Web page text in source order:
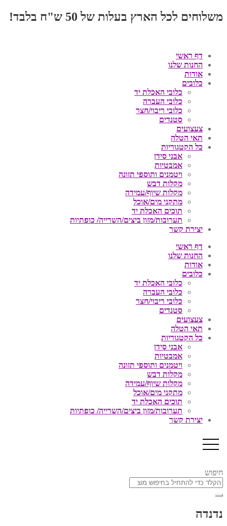
משלוחים לכל הארץ בעלות של 50 ש"ח בלבד!
דף ראשי
החנות שלנו
אודות
כלובים
כלובי האכלת יד
כלובי העברה
כלובי ריבוי/חצר
סטנדים
צעצועים
תאי הטלה
כל הקטגוריות
אבני סידן
אמבטיות
ויטמנים ותוספי תזונה
מקלות דבש
מקלות שיוף/עמידה
מתקני מים/אוכל
תוכים האכלת יד
תערובות/מזון ביצים/השרייה/ כופתיות
יצירת קשר
דף ראשי
החנות שלנו
אודות
כלובים
כלובי האכלת יד
כלובי העברה
כלובי ריבוי/חצר
סטנדים
צעצועים
תאי הטלה
כל הקטגוריות
אבני סידן
אמבטיות
ויטמנים ותוספי תזונה
מקלות דבש
מקלות שיוף/עמידה
מתקני מים/אוכל
תוכים האכלת יד
תערובות/מזון ביצים/השרייה/ כופתיות
יצירת קשר
חיפוש
נדנדה